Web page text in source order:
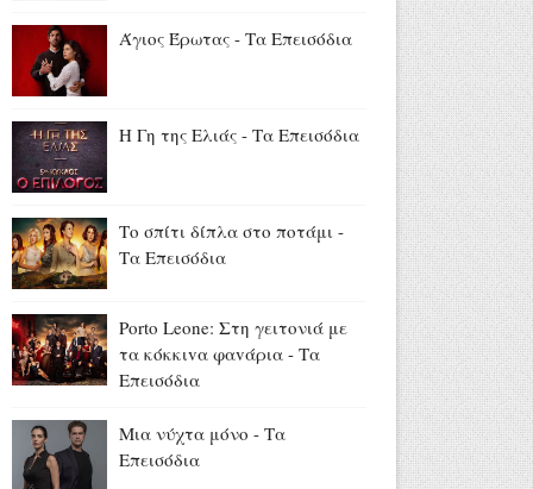
Κώστας Καραφώτης:
Αύγουστος 06, 2026
Άγιος Έρωτας - Τα Επεισόδια
Η Γη της Ελιάς - Τα Επεισόδια
Το σπίτι δίπλα στο ποτάμι -
Τα Επεισόδια
Porto Leone: Στη γειτονιά με
τα κόκκιvα φαvάρια - Τα
Επεισόδια
Μια νύχτα μόνο - Τα
Επεισόδια